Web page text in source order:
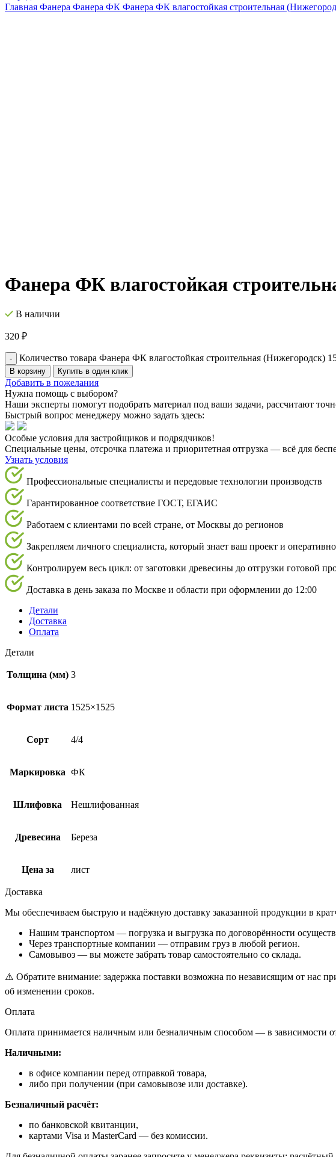
Главная Фанера Фанера ФК Фанера ФК влагостойкая строительная
Фанера ФК влагостойкая
В наличии
320 ₽
Количество товара Фанера ФК влагостойкая строительная (Нижегородск)
В корзину Купить в один клик
Добавить в пожелания
Нужна помощь с выбором?
Наши эксперты помогут подобрать материал под ваши задачи, рассчитают
Быстрый вопрос менеджеру можно задать здесь:
Особые условия для застройщиков и подрядчиков!
Специальные цены, отсрочка платежа и приоритетная отгрузка — всё для
Узнать условия
Профессиональные специалисты и передовые технологии производств
Гарантированное соответствие ГОСТ, ЕГАИС
Работаем с клиентами по всей стране, от Москвы до регионов
Закрепляем личного специалиста, который знает ваш проект и
Контролируем весь цикл: от заготовки древесины до отгрузки готовой
Доставка в день заказа по Москве и области при оформлении до 12:00
Детали
Доставка
Оплата
Детали
Толщина (мм) 3
Формат листа 1525×1525
Сорт 4/4
Маркировка ФК
Шлифовка Нешлифованная
Древесина Береза
Цена за лист
Доставка
Мы обеспечиваем быструю и надёжную доставку заказанной продукции в
Нашим транспортом — погрузка и выгрузка по договорённости
Через транспортные компании — отправим груз в любой регион.
Самовывоз — вы можете забрать товар самостоятельно со склада.
⚠️ Обратите внимание: задержка поставки возможна по независящим от нас
об изменении сроков.
Оплата
Оплата принимается наличным или безналичным способом — в зависимости от
Наличными:
в офисе компании перед отправкой товара,
либо при получении (при самовывозе или доставке).
Безналичный расчёт:
по банковской квитанции,
картами Visa и MasterCard — без комиссии.